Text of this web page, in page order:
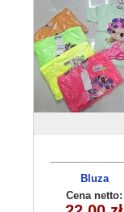
Bluza
dziecięca
290525-DB375
Cena netto:
Bluza
dziecięca
(6-16) 6szt
Cena netto: